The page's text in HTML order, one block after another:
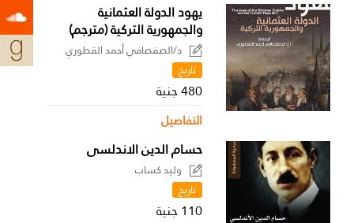
يهود الدولة العثمانية
والجمهورية التركية (مترجم)
د/الصفصافي أحمد القطوري
تاريخ
480 جنية
التفاصيل
حسام الدين الاندلسى
وليد كساب
تاريخ
110 جنية